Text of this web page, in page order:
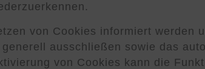
von Cookies informiert werden
ausschließen sowie das
von Cookies kann die